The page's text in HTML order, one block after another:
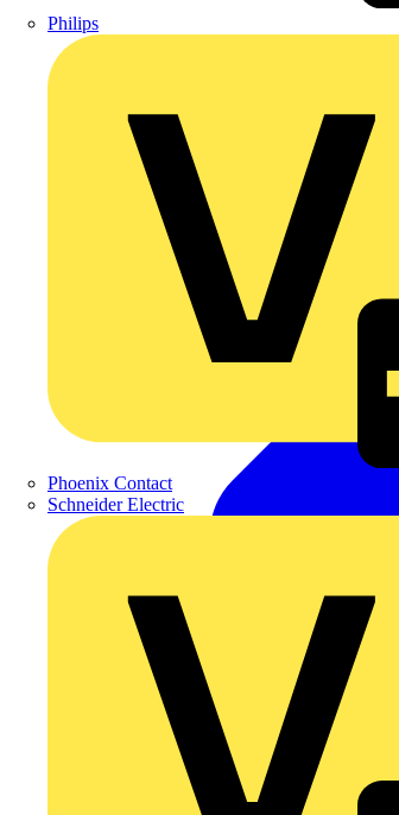
Philips
Phoenix Contact
Schneider Electric